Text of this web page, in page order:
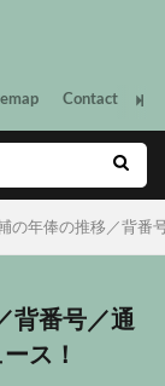
Contact
の年俸の推移／背番
背番号／通
ス！